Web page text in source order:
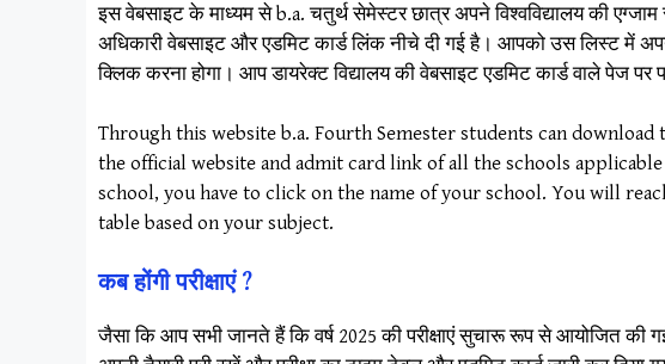
इस वेबसाइट के माध्यम से b.a. चतुर्थ सेमेस्टर छात्र अपने विश्वविद्यालय की
अधिकारी वेबसाइट और एडमिट कार्ड लिंक नीचे दी गई है। आपको उस लिस्ट में
क्लिक करना होगा। आप डायरेक्ट विद्यालय की वेबसाइट एडमिट कार्ड वाले
Through this website b.a. Fourth Semester students can
the official website and admit card link of all the schools
school, you have to click on the name of your school. You will
table based on your subject.
कब होंगी परीक्षाएं ?
जैसा कि आप सभी जानते हैं कि वर्ष 2025 की परीक्षाएं सुचारू रूप से आयोजित की